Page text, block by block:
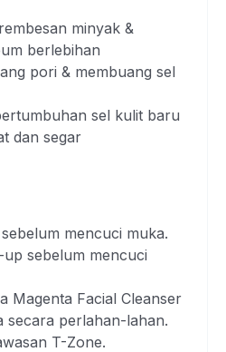
minyak &
berlebihan
pori & membuang sel
sel kulit baru
dan segar
mencuci muka.
up sebelum mencuci
Magenta Facial Cleanser
secara perlahan-lahan.
T-Zone.